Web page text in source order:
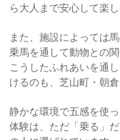
ら大人まで安心して楽
また、施設によっては
乗馬を通して動物との
こうしたふれあいを通
けるのも、芝山町・朝
静かな環境で五感を使
体験は、ただ「乗る」